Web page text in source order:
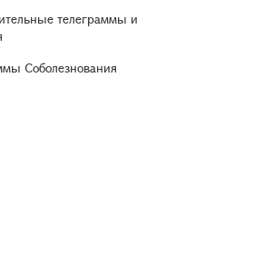
телеграммы и
Соболезнования